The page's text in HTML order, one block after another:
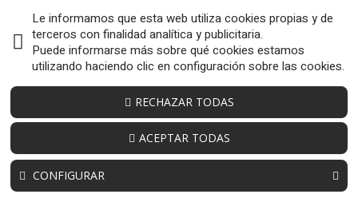
MANETA EXTERIOR DELANTERA
DERECHA 9802977180
9802977180
20,00 € sin iva
24,20 € iva inc
Le informamos que esta web utiliza cookies propias y de
terceros con finalidad analítica y publicitaria.
Puede informarse más sobre qué cookies estamos
utilizando haciendo clic en configuración sobre las cookies.
CONFIGURAR
RECHAZAR TODAS
ACEPTAR TODAS